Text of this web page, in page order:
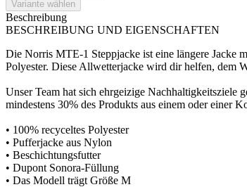
Beschreibung
BESCHREIBUNG UND EIGENSCHAFTEN
Die Norris MTE-1 Steppjacke ist eine längere Jacke
Polyester. Diese Allwetterjacke wird dir helfen, dem
Unser Team hat sich ehrgeizige Nachhaltigkeitsziele
mindestens 30% des Produkts aus einem oder einer
• 100% recyceltes Polyester
• Pufferjacke aus Nylon
• Beschichtungsfutter
• Dupont Sonora-Füllung
• Das Modell trägt Größe M